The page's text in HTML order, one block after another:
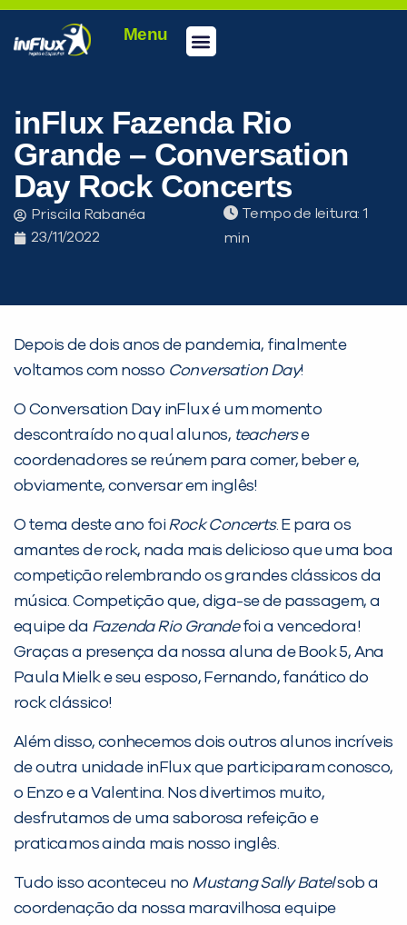
Menu
inFlux Fazenda Rio
Grande – Conversation
Day Rock Concerts
Priscila Rabanéa
23/11/2022
Tempo de leitura:
Depois de dois anos de pandemia, finalmente
voltamos com nosso Conversation Day!
O Conversation Day inFlux é um momento
descontraído no qual alunos, teacherse
coordenadores se reúnem para comer, beber e,
obviamente, conversar em inglês!
O tema deste ano foi Rock Concerts. E para os
amantes de rock, nada mais delicioso que uma boa
competição relembrando os grandes clássicos da
música. Competição que, diga-se de passagem, a
equipe da Fazenda Rio Grandefoi a vencedora!
Graças a presença da nossa aluna de Book 5, Ana
Paula Mielk e seu esposo, Fernando, fanático do
rock clássico!
Além disso, conhecemos dois outros alunos incríveis
de outra unidade inFlux que participaram conosco,
o Enzo e a Valentina. Nos divertimos muito,
desfrutamos de uma saborosa refeição e
praticamos ainda mais nosso inglês.
Tudo isso aconteceu no Mustang Sally Batelsob a
coordenação da nossa maravilhosa equipe
PEÇA UMA DEMONSTRAÇÃO DE MÉTODO
Desculpe!
Não encontramos nenhuma unidade
inFlux nesta cidade ou bairro que
você digitou.
já vamos te colocar em contato
com a